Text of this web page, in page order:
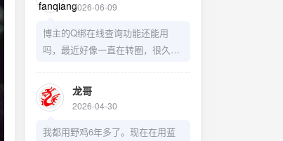
2026-06-09
博主的Q绑在线查询功能还能用
吗，最近好像一直在转圈，很久没
龙哥
2026-04-30
我都用野鸡6年多了。现在在用蓝